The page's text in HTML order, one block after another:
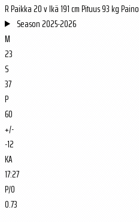
RPaikka20 vIkä191 cmPituus93 kgPaino
Season2025-2026
M
23
S
37
P
60
+/-
-12
KA
17:27
P/O
0.73